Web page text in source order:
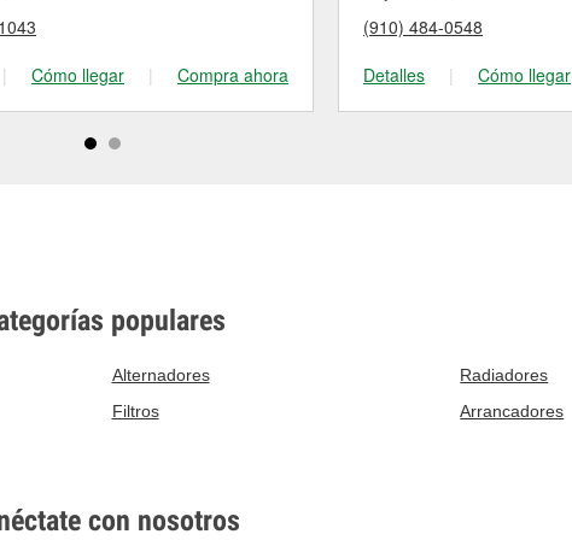
| Cómo llegar | Compra ahora
(910) 484-0548
Detalles
| Cómo llegar
populares
Alternadores
Radiadores
Filtros Arrancadores
con nosotros